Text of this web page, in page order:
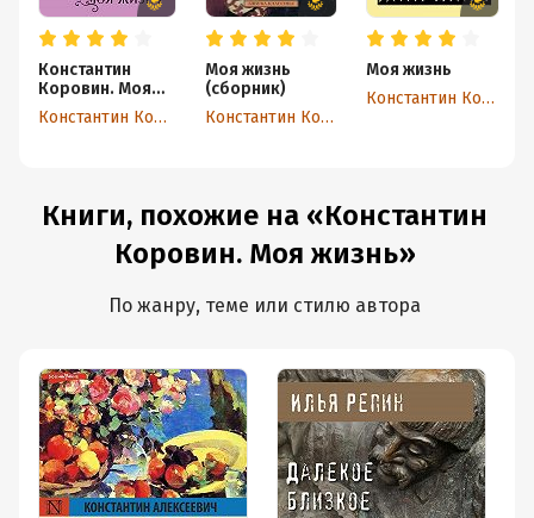
Константин
Коровин. Моя
жизнь
Константин Коровин
Моя жизнь
(сборник)
Константин Коровин
Моя жизнь
Константин Коровин
Книги, похожие на «Константин
Коровин. Моя жизнь»
По жанру, теме или стилю автора